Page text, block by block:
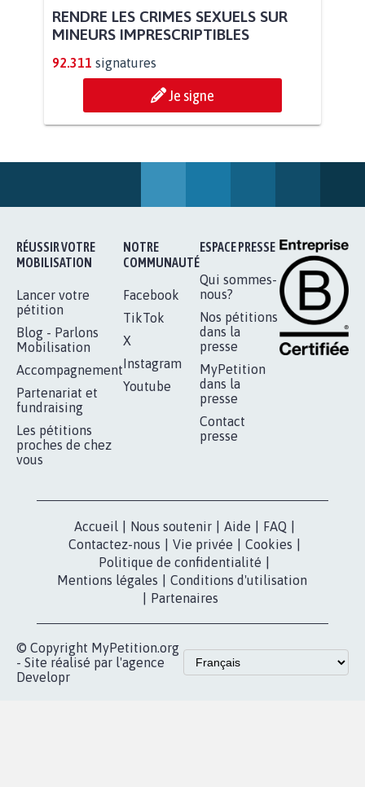
RENDRE LES CRIMES SEXUELS SUR
MINEURS IMPRESCRIPTIBLES
92.311 signatures
Je signe
RÉUSSIR VOTRE
MOBILISATION
Lancer votre
pétition
Blog - Parlons
Mobilisation
Accompagnement
Partenariat et
fundraising
Les pétitions
proches de chez
vous
NOTRE
COMMUNAUTÉ
Facebook
TikTok
X
Instagram
Youtube
ESPACE PRESSE
Qui sommes-
nous?
Nos pétitions
dans la
presse
MyPetition
dans la
presse
Contact
presse
Accueil Nous soutenir Aide FAQ
Contactez-nous
Vie privée Cookies
Politique de confidentialité
Mentions légales
Conditions d'utilisation
Partenaires
© Copyright MyPetition.org
- Site réalisé par l'agence
Developr